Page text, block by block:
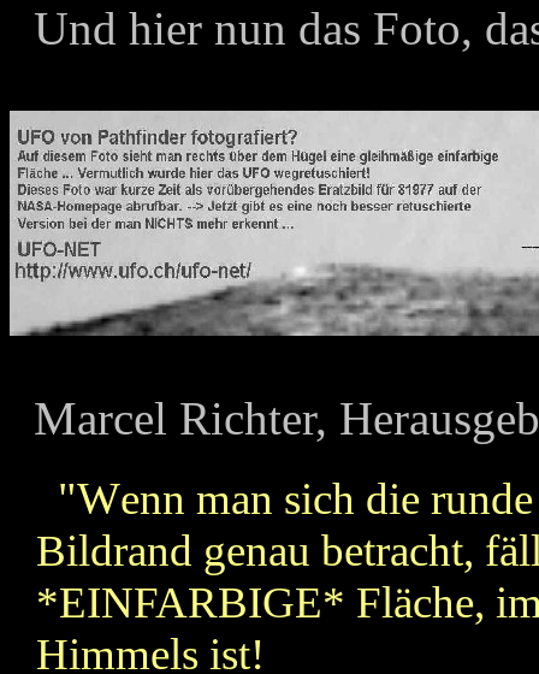
Und hier nun das Foto,
Marcel Richter,
"Wenn man sich die
Bildrand genau betracht,
*EINFARBIGE* Fläche, im
Himmels ist!